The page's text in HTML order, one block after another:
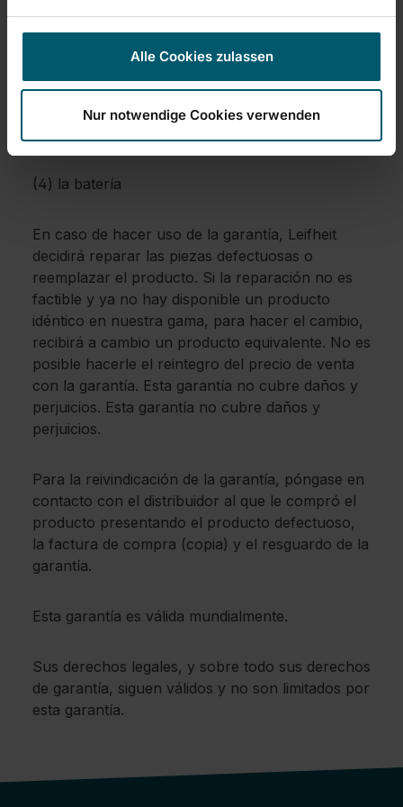
Alle Cookies zulassen
Nur notwendige Cookies verwenden
choque, caída);
(3) daños debidos al no respeto de las
(4) la batería
En caso de hacer uso de la garantía, Leifheit
decidirá reparar las piezas defectuosas o
reemplazar el producto. Si la reparación no es
factible y ya no hay disponible un producto
idéntico en nuestra gama, para hacer el cambio,
recibirá a cambio un producto equivalente. No es
posible hacerle el reintegro del precio de venta
con la garantía. Esta garantía no cubre daños y
perjuicios. Esta garantía no cubre daños y
perjuicios.
Para la reivindicación de la garantía, póngase en
contacto con el distribuidor al que le compró el
producto presentando el producto defectuoso,
la factura de compra (copia) y el resguardo de la
garantía.
Esta garantía es válida mundialmente.
Sus derechos legales, y sobre todo sus derechos
de garantía, siguen válidos y no son limitados por
esta garantía.